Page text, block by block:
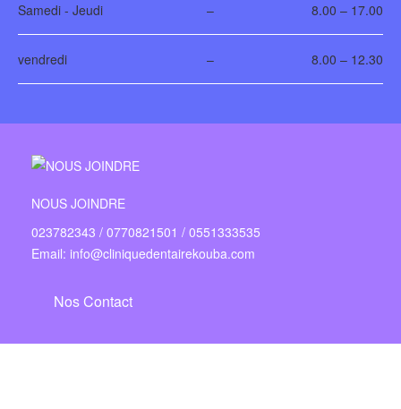
Samedi - Jeudi – 8.00 – 17.00
vendredi – 8.00 – 12.30
NOUS JOINDRE
023782343 / 0770821501 / 0551333535
Email: info@cliniquedentairekouba.com
Nos Contact